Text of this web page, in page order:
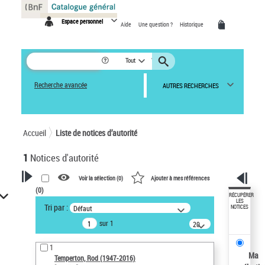
Espace personnel Aide Une question ? Historique
Tout
Recherche avancée AUTRES RECHERCHES
Accueil Liste de notices d’autorité
1 Notices d'autorité
VOTRE RECHERCHE
Recherche avancée dans les
notices d’autorité
Œuvres liées à l'auteur :
Temperton, Rod (1947-2016)
Voir la sélection (0) Ajouter à mes références
(0)
Tri par : Défaut
sur 1
20
résultats/page
1
Temperton, Rod (1947-2016)
RÉCUPÉRER
LES
NOTICES
Ma
Panneau de gestion des cookies